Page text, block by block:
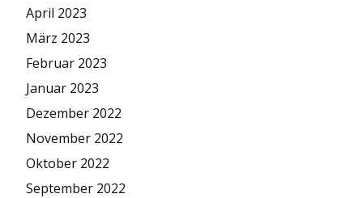
April 2023
März 2023
Februar 2023
Januar 2023
Dezember 2022
November 2022
Oktober 2022
September 2022